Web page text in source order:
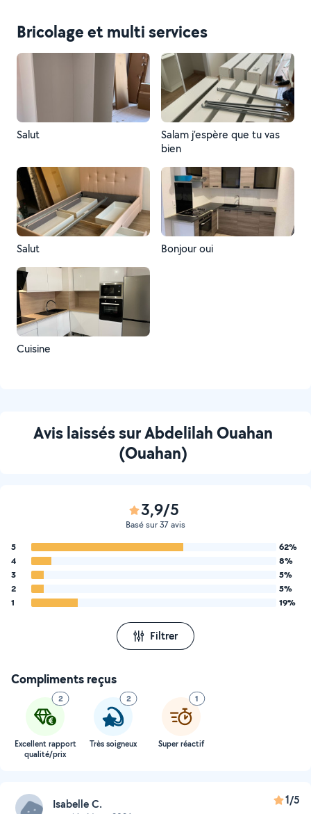
Bricolage et multi services
Salut
Salam j’espère que tu vas
bien
Salut Bonjour oui
Cuisine
Avis laissés sur Abdelilah Ouahan
(Ouahan)
3,9/5
Basé sur 37 avis
5
62%
4
8%
3
5%
2
5%
1
19%
Filtrer
Compliments reçus
2
Excellent rapport
qualité/prix
2
Très soigneux
1
Super réactif
Isabelle C. 1/5